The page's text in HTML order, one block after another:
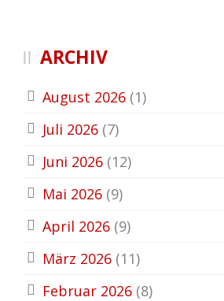
ARCHIV
August 2026 (1)
Juli 2026 (7)
Juni 2026 (12)
Mai 2026 (9)
April 2026 (9)
März 2026 (11)
Februar 2026 (8)